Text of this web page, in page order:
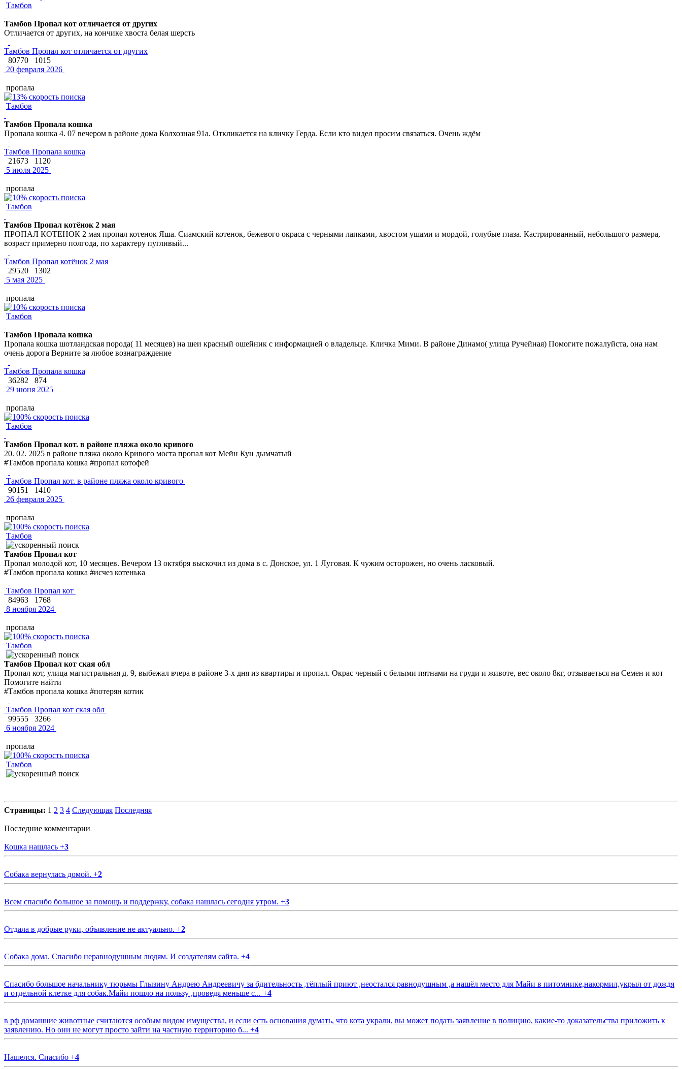
Тамбов
Тамбов Пропал кот отличается от других
Отличается от других, на кончике хвоста белая шерсть
Тамбов Пропал кот отличается от других
80770
1015
20 февраля 2026
пропала
Тамбов
Тамбов Пропала кошка
Пропала кошка 4. 07 вечером в районе дома Колхозная 91а. Откликается на кличку Герда. Если кто видел просим связаться. Очень ждём
Тамбов Пропала кошка
21673
1120
5 июля 2025
пропала
Тамбов
Тамбов Пропал котёнок 2 мая
ПРОПАЛ КОТЕНОК 2 мая пропал котенок Яша. Сиамский котенок, бежевого окраса с черными лапками, хвостом ушами и мордой, голубые глаза. Кастрированный, небольшого размера,
возраст примерно полгода, по характеру пугливый...
Тамбов Пропал котёнок 2 мая
29520
1302
5 мая 2025
пропала
Тамбов
Тамбов Пропала кошка
Пропала кошка шотландская порода( 11 месяцев) на шеи красный ошейник с информацией о владельце. Кличка Мими. В районе Динамо( улица Ручейная) Помогите пожалуйста, она нам
очень дорога Верните за любое вознаграждение
Тамбов Пропала кошка
36282
874
29 июня 2025
пропала
Тамбов
Тамбов Пропал кот. в районе пляжа около кривого
20. 02. 2025 в районе пляжа около Кривого моста пропал кот Мейн Кун дымчатый
#Тамбов пропала кошка #пропал котофей
Тамбов Пропал кот. в районе пляжа около кривого
90151
1410
26 февраля 2025
пропала
Тамбов
Тамбов Пропал кот
Пропал молодой кот, 10 месяцев. Вечером 13 октября выскочил из дома в с. Донское, ул. 1 Луговая. К чужим осторожен, но очень ласковый.
#Тамбов пропала кошка #исчез котенька
Тамбов Пропал кот
84963
1768
8 ноября 2024
пропала
Тамбов
Тамбов Пропал кот ская обл
Пропал кот, улица магистральная д. 9, выбежал вчера в районе 3-х дня из квартиры и пропал. Окрас черный с белыми пятнами на груди и животе, вес около 8кг, отзываеться на Семен и кот
Помогите найти
#Тамбов пропала кошка #потерян котик
Тамбов Пропал кот ская обл
99555
3266
6 ноября 2024
пропала
Тамбов
Страницы: 1 2 3 4 Следующая Последняя
Последние комментарии
Кошка нашлась +3
Собака вернулась домой. +2
Всем спасибо большое за помощь и поддержку, собака нашлась сегодня утром. +3
Отдала в добрые руки, объявление не актуально. +2
Собака дома. Спасибо неравнодушным людям. И создателям сайта. +4
Спасибо большое начальнику тюрьмы Глызину Андрею Андреевичу за бдительность ,тёплый приют ,неостался равнодушным ,а нашёл место для Майи в питомнике,накормил,укрыл от дождя
и отдельной клетке для собак.Майи пошло на пользу ,проведя меньше с... +4
в рф домашние животные считаются особым видом имущества, и если есть основания думать, что кота украли, вы может подать заявление в полицию, какие-то доказательства приложить к
заявлению. Но они не могут просто зайти на частную территорию б... +4
Нашелся. Спасибо +4